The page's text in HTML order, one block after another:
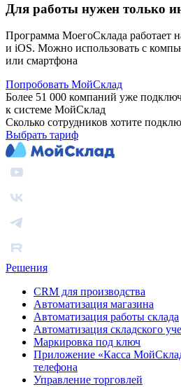
Для работы нужен только
Программа МоегоСклада работает
и iOS. Можно использовать с
или смартфона
Попробовать МойСклад
Более 51 000 компаний уже
к системе МойСклад
Сколько сотрудников хотите
Выбрать тариф
Решения
CRM для производства
Автоматизация магазина
Автоматизация работы склада
Автоматизация складского
Маркировка под ключ
Приложение «Касса
телефона
Управление торговлей